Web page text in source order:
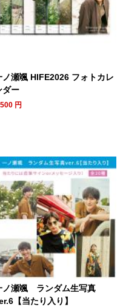
ノ瀬颯 HIFE2026 フォトカレ
ダー
円
ノ瀬颯 ランダム生写真
【当たり入り】